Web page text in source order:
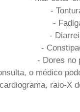
-
-
-
-
- Dores no
o médico
raio-X